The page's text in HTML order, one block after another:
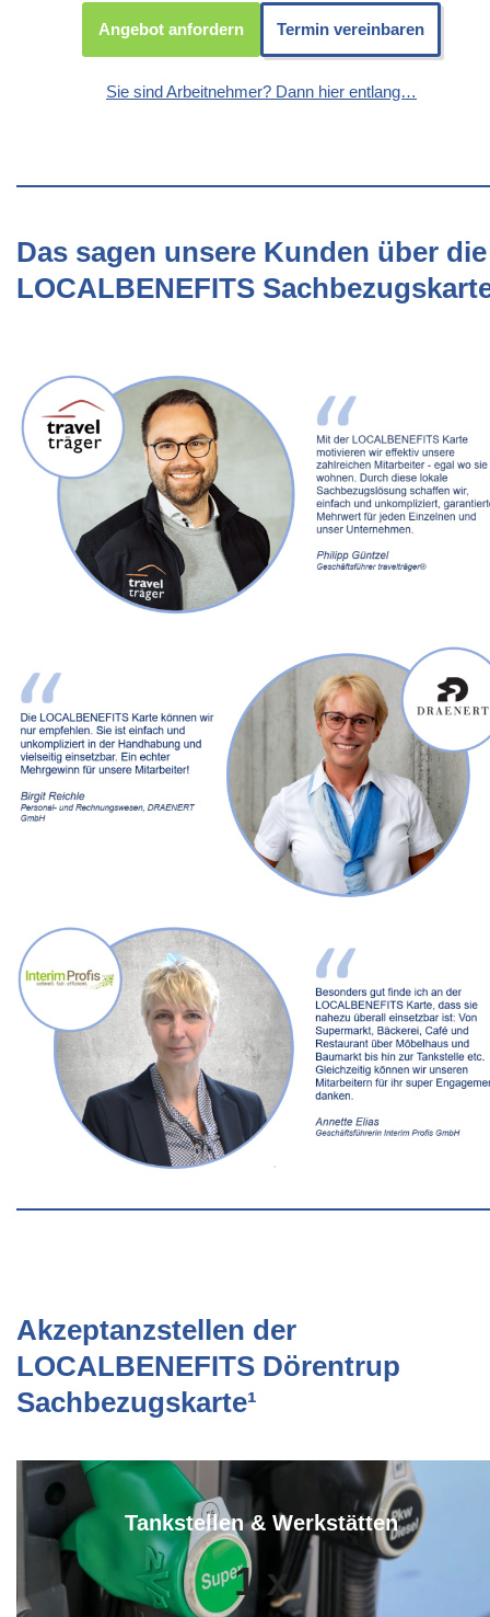
Angebot anfordern Termin vereinbaren
Sie sind Arbeitnehmer? Dann hier entlang…
Das sagen unsere Kunden über die
LOCALBENEFITS
Akzeptanzstellen der
LOCALBENEFITS Dörentrup
Sachbezugskarte¹
Tankstellen & Werkstätten
1 x